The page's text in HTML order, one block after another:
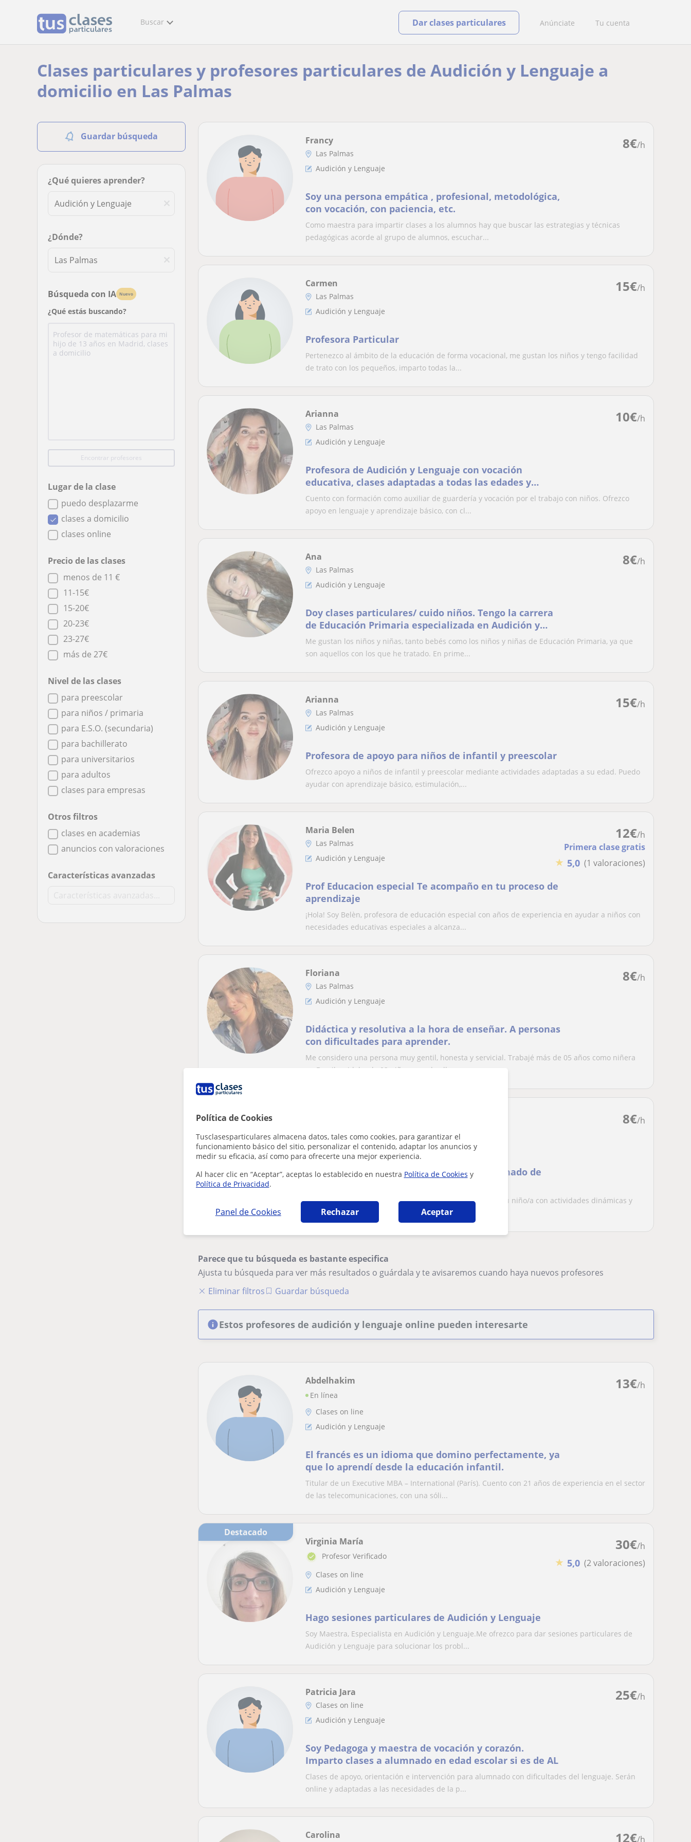
Política de Cookies
Tusclasesparticulares almacena datos, tales como cookies, para garantizar el
funcionamiento básico del sitio, personalizar el contenido, adaptar los anuncios y
medir su eficacia, así como para ofrecerte una mejor experiencia.
Al hacer clic en “Aceptar”, aceptas lo establecido en nuestra Política de Cookies y
Política de Privacidad.
Panel de Cookies Rechazar Aceptar
Buscar Anúnciate Tu cuenta
Dar clases particulares
Clases particulares y profesores particulares de Audición y Lenguaje a
domicilio en Las Palmas
Guardar búsqueda
¿Qué quieres aprender?
¿Dónde?
Búsqueda con IA Nuevo
¿Qué estás buscando?
Encontrar profesores
Lugar de la clase
puedo desplazarme
clases a domicilio
clases online
Precio de las clases
menos de 11 €
11-15€
15-20€
20-23€
23-27€
más de 27€
Nivel de las clases
para preescolar
para niños / primaria
para E.S.O. (secundaria)
para bachillerato
para universitarios
para adultos
clases para empresas
Otros filtros
clases en academias
anuncios con valoraciones
Características avanzadas
8€/h
Francy
Las Palmas
Audición y Lenguaje
Soy una persona empática , profesional, metodológica,
con vocación, con paciencia, etc.
Como maestra para impartir clases a los alumnos hay que buscar las estrategias y técnicas
pedagógicas acorde al grupo de alumnos, escuchar...
15€/h
Carmen
Las Palmas
Audición y Lenguaje
Profesora Particular
Pertenezco al ámbito de la educación de forma vocacional, me gustan los niños y tengo facilidad
de trato con los pequeños, imparto todas la...
10€/h
Arianna
Las Palmas
Audición y Lenguaje
Profesora de Audición y Lenguaje con vocación
educativa, clases adaptadas a todas las edades y
niveles
Cuento con formación como auxiliar de guardería y vocación por el trabajo con niños. Ofrezco
apoyo en lenguaje y aprendizaje básico, con cl...
8€/h
Ana
Las Palmas
Audición y Lenguaje
Doy clases particulares/ cuido niños. Tengo la carrera
de Educación Primaria especializada en Audición y
Lenguaje, por lo que podría reforzar esos aspectos del
niño o niña.
Me gustan los niños y niñas, tanto bebés como los niños y niñas de Educación Primaria, ya que
son aquellos con los que he tratado. En prime...
15€/h
Arianna
Las Palmas
Audición y Lenguaje
Profesora de apoyo para niños de infantil y preescolar
Ofrezco apoyo a niños de infantil y preescolar mediante actividades adaptadas a su edad. Puedo
ayudar con aprendizaje básico, estimulación,...
12€/h
Primera clase gratis
★ 5,0 (1 valoraciones)
Maria Belen
Las Palmas
Audición y Lenguaje
Prof Educacion especial Te acompaño en tu proceso de
aprendizaje
¡Hola! Soy Belèn, profesora de educación especial con años de experiencia en ayudar a niños con
necesidades educativas especiales a alcanza...
8€/h
Floriana
Las Palmas
Audición y Lenguaje
Didáctica y resolutiva a la hora de enseñar. A personas
con dificultades para aprender.
Me considero una persona muy gentil, honesta y servicial. Trabajé más de 05 años como niñera
en Brasil, cuidaba de 02 niños, uno de ellos...
8€/h
Audición y Lenguaje
Maestra de Audición y Lenguaje para alumnado de
Clases de apoyo escolar adaptadas a las necesidades de tu niño/a con actividades dinámicas y
variadas. Soy una persona paciente, empática y...
Parece que tu búsqueda es bastante especifica
Ajusta tu búsqueda para ver más resultados o guárdala y te avisaremos cuando haya nuevos profesores
Eliminar filtros
Guardar búsqueda
Estos profesores de audición y lenguaje online pueden interesarte
13€/h
Abdelhakim
En línea
Clases on line
Audición y Lenguaje
El francés es un idioma que domino perfectamente, ya
que lo aprendí desde la educación infantil.
Titular de un Executive MBA – International (París). Cuento con 21 años de experiencia en el sector
de las telecomunicaciones, con una sóli...
Destacado
30€/h
★ 5,0 (2 valoraciones)
Virginia María
Profesor Verificado
Clases on line
Audición y Lenguaje
Hago sesiones particulares de Audición y Lenguaje
Soy Maestra, Especialista en Audición y Lenguaje.Me ofrezco para dar sesiones particulares de
Audición y Lenguaje para solucionar los probl...
25€/h
Patricia Jara
Clases on line
Audición y Lenguaje
Soy Pedagoga y maestra de vocación y corazón.
Imparto clases a alumnado en edad escolar si es de AL
Clases de apoyo, orientación e intervención para alumnado con dificultades del lenguaje. Serán
online y adaptadas a las necesidades de la p...
12€/h
Carolina